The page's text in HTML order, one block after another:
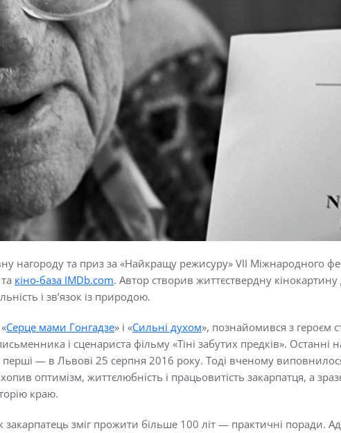
нагороду та приз за «Найкращу режисуру» VII Міжнародного
та кіно-база IMDb.com. Автор створив життєствердну
і зв’язок із природою.
Серце мами Гонгадзе» і «Сильні духом», познайомився з героєм
і сценариста фільму «Тіні забутих предків». Останні
— в Львові 25 серпня 2016 року. Тоді вченому
оптимізм, життєлюбність і працьовитість закарпатця, а
краю.
зміг прожити більше 100 літ — практичні поради.